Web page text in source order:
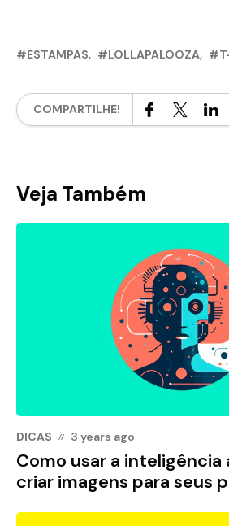
ESTAMPAS LOLLAPALOOZA
COMPARTILHE!
Veja Também
DICAS 3 years ago
Como usar a
criar imagens para seus